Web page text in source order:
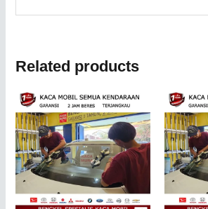
Related products